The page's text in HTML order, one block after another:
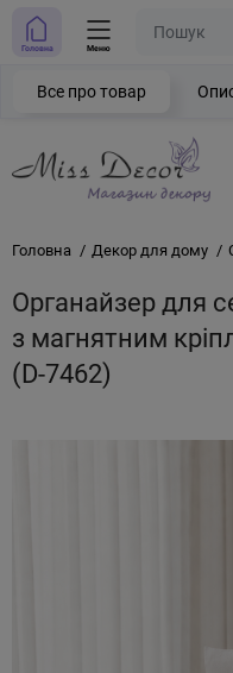
Головна Меню
Головна Декор для дому
Органайзер для
з магнятним
(D-7462)
Все про товар